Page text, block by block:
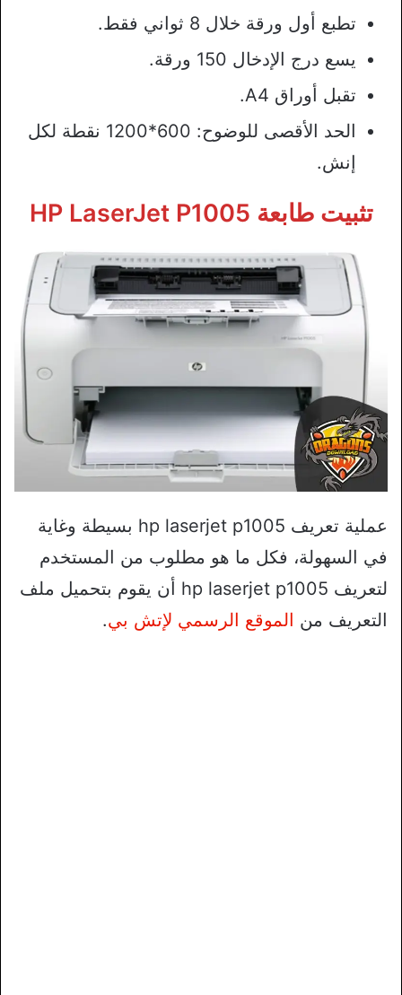
تطبع أول ورقة خلال 8 ثواني فقط.
يسع درج الإدخال 150 ورقة.
تقبل أوراق A4.
الحد الأقصى للوضوح: 600*1200 نقطة لكل
إنش.
تثبيت طابعة HP LaserJet P1005
عملية تعريف hp laserjet p1005 بسيطة وغاية
في السهولة، فكل ما هو مطلوب من المستخدم
لتعريف hp laserjet p1005 أن يقوم بتحميل ملف
التعريف من الموقع الرسمي لإتش بي.